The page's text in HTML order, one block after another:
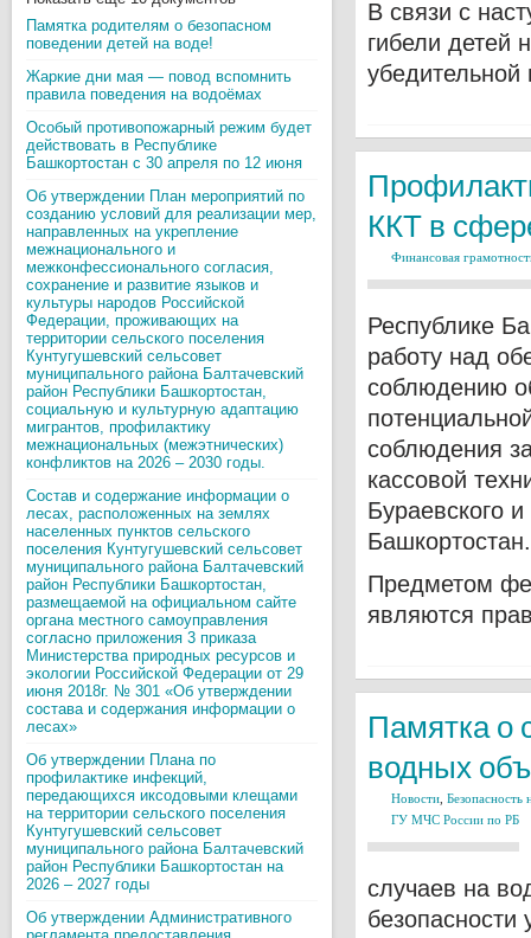
Памятка родителям о безопасном
поведении детей на воде!
Жаркие дни мая — повод вспомнить
правила поведения на водоёмах
Особый противопожарный режим будет
действовать в Республике
Башкортостан с 30 апреля по 12 июня
Об утверждении План мероприятий по
созданию условий для реализации мер,
направленных на укрепление
межнационального и
межконфессионального согласия,
сохранение и развитие языков и
культуры народов Российской
Федерации, проживающих на
территории сельского поселения
Кунтугушевский сельсовет
муниципального района Балтачевский
район Республики Башкортостан,
социальную и культурную адаптацию
мигрантов, профилактику
межнациональных (межэтнических)
конфликтов на 2026 – 2030 годы.
Состав и содержание информации о
лесах, расположенных на землях
населенных пунктов сельского
поселения Кунтугушевский сельсовет
муниципального района Балтачевский
район Республики Башкортостан,
размещаемой на официальном сайте
органа местного самоуправления
согласно приложения 3 приказа
Министерства природных ресурсов и
экологии Российской Федерации от 29
июня 2018г. № 301 «Об утверждении
состава и содержания информации о
лесах»
Об утверждении Плана по
профилактике инфекций,
передающихся иксодовыми клещами
на территории сельского поселения
Кунтугушевский сельсовет
муниципального района Балтачевский
район Республики Башкортостан на
2026 – 2027 годы
Об утверждении Административного
В связи с
гибели детей
ККТ в
Финансовая
Республике
работу над
соблюдению
соблюдения
кассовой
Бураевского
Башкортостан.
Предметом
являются
Памятка о
водных
Новости Безопасность
ГУ МЧС России по РБ
случаев на